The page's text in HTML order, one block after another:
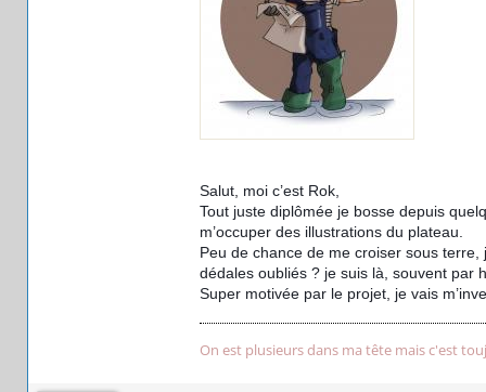
Salut, moi c’est Rok,
Tout juste diplômée je bosse depuis
m’occuper des illustrations du plateau.
Peu de chance de me croiser sous
dédales oubliés ? je suis là, souvent par
Super motivée par le projet, je vais
On est plusieurs dans ma tête mais c'est